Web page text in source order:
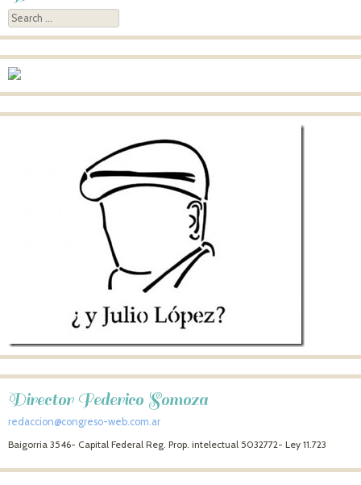
Search
Director Federico Somoza
redaccion@congreso-web.com.ar
Baigorria 3546- Capital Federal Reg. Prop. intelectual 5032772- Ley 11.723